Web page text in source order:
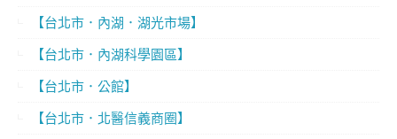
【台北市．內湖．湖光市場】
【台北市．內湖科學園區】
【台北市．公館】
【台北市．北醫信義商圈】